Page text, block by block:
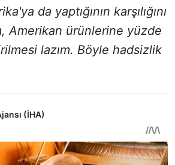
da yaptığının karşılığını
Amerikan ürünlerine yüzde
lazım. Böyle hadsizlik
(İHA)